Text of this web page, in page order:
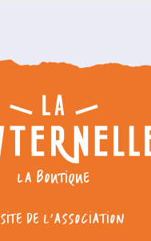
LA BOUTIQUE
SITE DE L'ASSOCIATION